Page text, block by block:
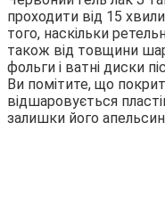
проходити від 15
того, наскільки
також від товщини
фольги і ватні диски
Ви помітите, що
відшаровується
залишки його